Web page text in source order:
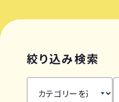
絞り込み検索